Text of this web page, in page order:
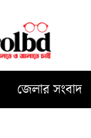
জেলার সংবাদ